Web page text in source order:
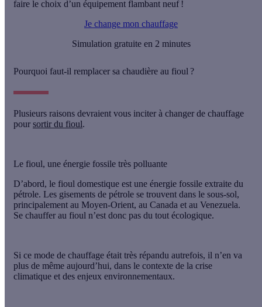
faire le choix d’un équipement flambant neuf !
Je change mon chauffage
Simulation gratuite en 2 minutes
Pourquoi faut-il remplacer sa chaudière au fioul ?
Plusieurs raisons devraient vous inciter à changer de chauffage
pour sortir du fioul.
Le fioul, une énergie fossile très polluante
D’abord, le fioul domestique est une énergie fossile extraite du
pétrole. Les gisements de pétrole se trouvent dans le sous-sol,
principalement au Moyen-Orient, au Canada et au Venezuela.
Se chauffer au fioul n’est donc pas du tout écologique.
Si ce mode de chauffage était très répandu autrefois, il n’en va
plus de même aujourd’hui, dans le contexte de la crise
climatique et des enjeux environnementaux.